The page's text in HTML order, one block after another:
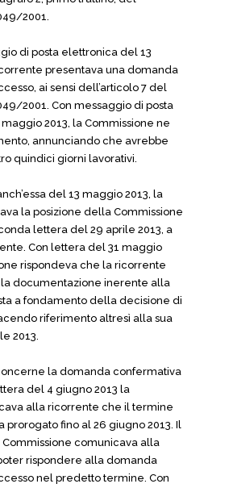
2001.
di posta elettronica del 13
presentava una domanda
ai sensi dell’articolo 7 del
2001. Con messaggio di posta
2013, la Commissione ne
annunciando che avrebbe
quindici giorni lavorativi.
del 13 maggio 2013, la
la posizione della Commissione
lettera del 29 aprile 2013, a
Con lettera del 31 maggio
rispondeva che la ricorrente
documentazione inerente alla
a fondamento della decisione di
riferimento altresì alla sua
2013.
la domanda confermativa
del 4 giugno 2013 la
alla ricorrente che il termine
prorogato fino al 26 giugno 2013. Il
Commissione comunicava alla
rispondere alla domanda
nel predetto termine. Con